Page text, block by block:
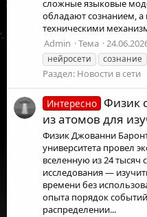
сложные языковые
обладают сознанием,
техническими
Admin
Тема
нейросети
сознание
Раздел: Новости в сети
Интересно Физик
из атомов для
Физик Джованни
университета провел
вселенную из 24
исследования —
времени без
опыта порядок
распределении...